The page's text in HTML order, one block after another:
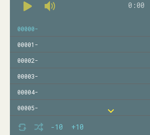
0:00
-10 +10
00000-
00001-
00002-
00003-
00004-
00005-
00006-